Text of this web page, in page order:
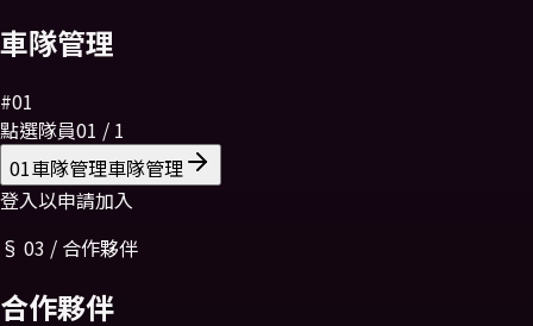
車隊管理
#01
點選隊員01 / 1
01車隊管理車隊管理
登入以申請加入
§ 03 / 合作夥伴
合作夥伴